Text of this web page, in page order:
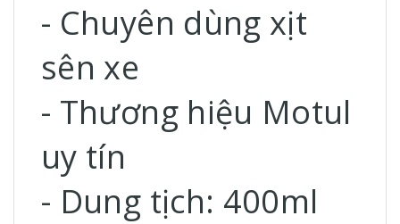
- Chuyên dùng xịt
sên xe
- Thương hiệu Motul
uy tín
- Dung tịch: 400ml